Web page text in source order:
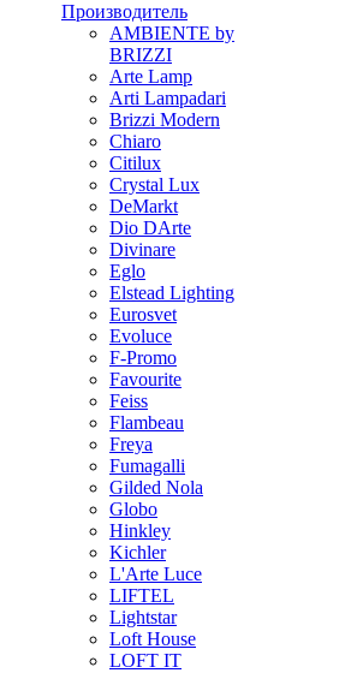
Производитель
AMBIENTE by
BRIZZI
Arte Lamp
Arti Lampadari
Brizzi Modern
Chiaro
Citilux
Crystal Lux
DeMarkt
Dio DArte
Divinare
Eglo
Elstead Lighting
Eurosvet
Evoluce
F-Promo
Favourite
Feiss
Flambeau
Freya
Fumagalli
Gilded Nola
Globo
Hinkley
Kichler
L'Arte Luce
LIFTEL
Lightstar
Loft House
LOFT IT